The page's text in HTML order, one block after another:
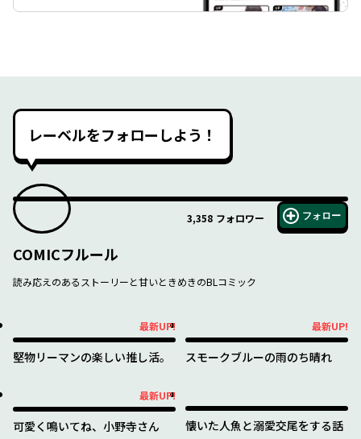
レーベルをフォローしよう！
3,358 フォロワー フォロー
COMICフルール
読み応えのあるストーリーと甘いときめきのBLコミック
最新UP!
堅物リーマンの楽しい推し活。
最新UP!
スモークブルーの雨のち晴れ
最新UP!
可愛く鳴いてね、小野寺さん 懐いた人魚と溺愛交尾をする話